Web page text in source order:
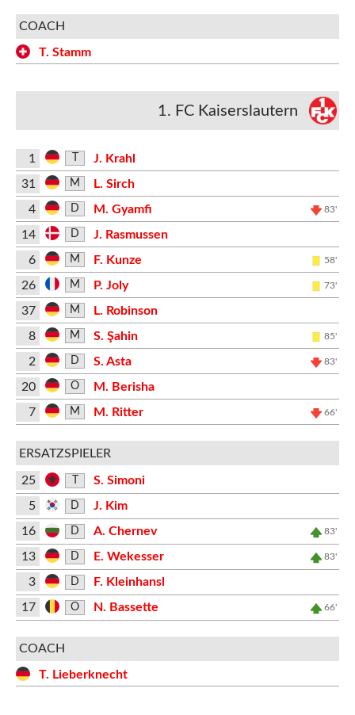
COACH
T. Stamm
1. FC Kaiserslautern
1
J. Krahl
31
M
L. Sirch
4
D M. Gyamfi 83'
14 D
J. Rasmussen
6
M F. Kunze 58'
26 M P. Joly 73'
37 M
L. Robinson
8
M S. Şahin 85'
2 D S. Asta 83'
20 O
M. Berisha
7
M M. Ritter 66'
ERSATZSPIELER
25
S. Simoni
5
D
J. Kim
16
D A. Chernev 83'
13 D E. Wekesser 83'
3 D
F. Kleinhansl
17
O N. Bassette 66'
COACH
T. Lieberknecht